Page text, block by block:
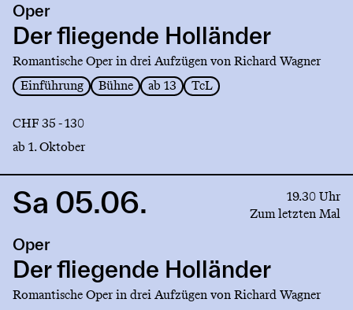
Der
fliegende
Holländer
Oper
Der fliegende Holländer
Romantische Oper in drei Aufzügen von Richard Wagner
Einführung
Bühne ab 13 TcL
CHF 35 - 130
ab 1. Oktober
Link
Der
fliegende
Holländer
Sa 05.06.
19.30 Uhr
Zum letzten Mal
Oper
Der fliegende Holländer
Romantische Oper in drei Aufzügen von Richard Wagner